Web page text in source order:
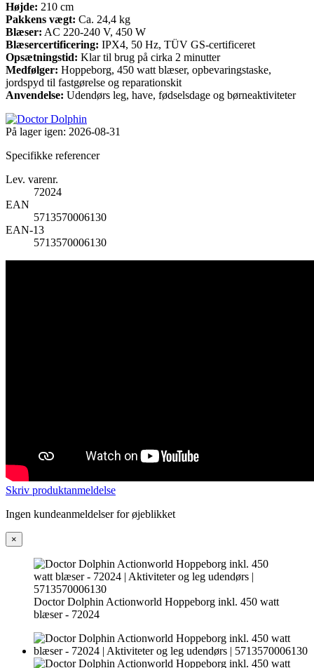
Højde: 210 cm
Pakkens vægt: Ca. 24,4 kg
Blæser: AC 220-240 V, 450 W
Blæsercertificering: IPX4, 50 Hz, TÜV GS-certificeret
Opsætningstid: Klar til brug på cirka 2 minutter
Medfølger: Hoppeborg, 450 watt blæser, opbevaringstaske,
jordspyd til fastgørelse og reparationskit
Anvendelse: Udendørs leg, have, fødselsdage og børneaktiviteter
På lager igen: 2026-08-31
Specifikke referencer
Lev. varenr.
72024
EAN
5713570006130
EAN-13
5713570006130
Skriv produktanmeldelse
Ingen kundeanmeldelser for øjeblikket
×
Doctor Dolphin Actionworld Hoppeborg inkl. 450 watt
blæser - 72024